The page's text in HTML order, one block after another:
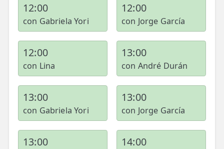
12:00
con Gabriela Yori
12:00
con Jorge García
12:00
con Lina
13:00
con André Durán
13:00
con Gabriela Yori
13:00
con Jorge García
13:00 14:00